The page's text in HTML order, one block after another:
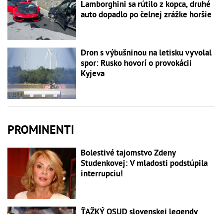
Lamborghini sa rútilo z kopca, druhé
auto dopadlo po čelnej zrážke horšie
Dron s výbušninou na letisku vyvolal
spor: Rusko hovorí o provokácii
Kyjeva
PROMINENTI
Bolestivé tajomstvo Zdeny
Studenkovej: V mladosti podstúpila
interrupciu!
ŤAŽKÝ OSUD slovenskej legendy